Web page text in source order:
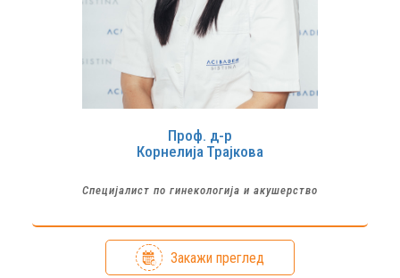
Проф. д-р
Корнелија Трајкова
Специјалист по гинекологија и акушерство
Закажи преглед